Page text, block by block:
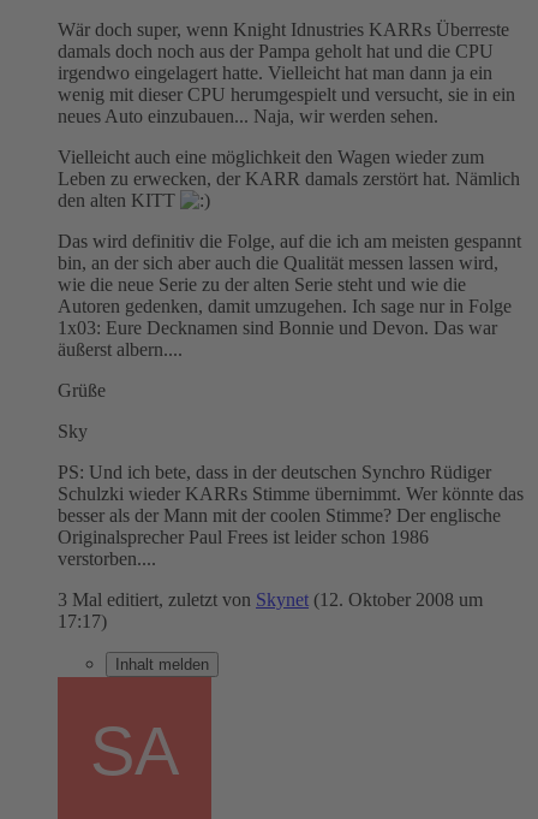
Wär doch super, wenn Knight Idnustries KARRs Überreste
damals doch noch aus der Pampa geholt hat und die CPU
irgendwo eingelagert hatte. Vielleicht hat man dann ja ein
wenig mit dieser CPU herumgespielt und versucht, sie in ein
neues Auto einzubauen... Naja, wir werden sehen.
Vielleicht auch eine möglichkeit den Wagen wieder zum
Leben zu erwecken, der KARR damals zerstört hat. Nämlich
den alten KITT
Das wird definitiv die Folge, auf die ich am meisten gespannt
bin, an der sich aber auch die Qualität messen lassen wird,
wie die neue Serie zu der alten Serie steht und wie die
Autoren gedenken, damit umzugehen. Ich sage nur in Folge
1x03: Eure Decknamen sind Bonnie und Devon. Das war
äußerst albern....
Grüße
Sky
PS: Und ich bete, dass in der deutschen Synchro Rüdiger
Schulzki wieder KARRs Stimme übernimmt. Wer könnte das
besser als der Mann mit der coolen Stimme? Der englische
Originalsprecher Paul Frees ist leider schon 1986
verstorben....
3 Mal editiert, zuletzt von Skynet (12. Oktober 2008 um
17:17)
Inhalt melden